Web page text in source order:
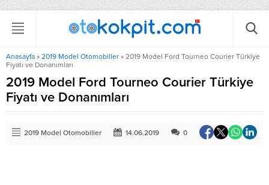
Anasayfa » 2019 Model Otomobiller » 2019 Model Ford Tourneo Courier Türkiye
Fiyatı ve Donanımları
2019 Model Ford Tourneo Courier Türkiye
Fiyatı ve Donanımları
2019 Model Otomobiller 14.06.2019 0